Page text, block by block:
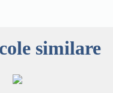
similare